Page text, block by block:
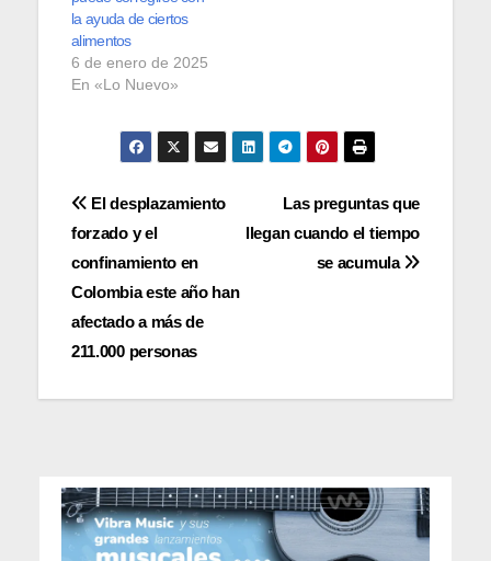
la ayuda de ciertos
alimentos
6 de enero de 2025
En «Lo Nuevo»
Navegación
de
entradas
Las preguntas que
llegan cuando el tiempo
se acumula
El desplazamiento
forzado y el
confinamiento en
Colombia este año han
afectado a más de
211.000 personas